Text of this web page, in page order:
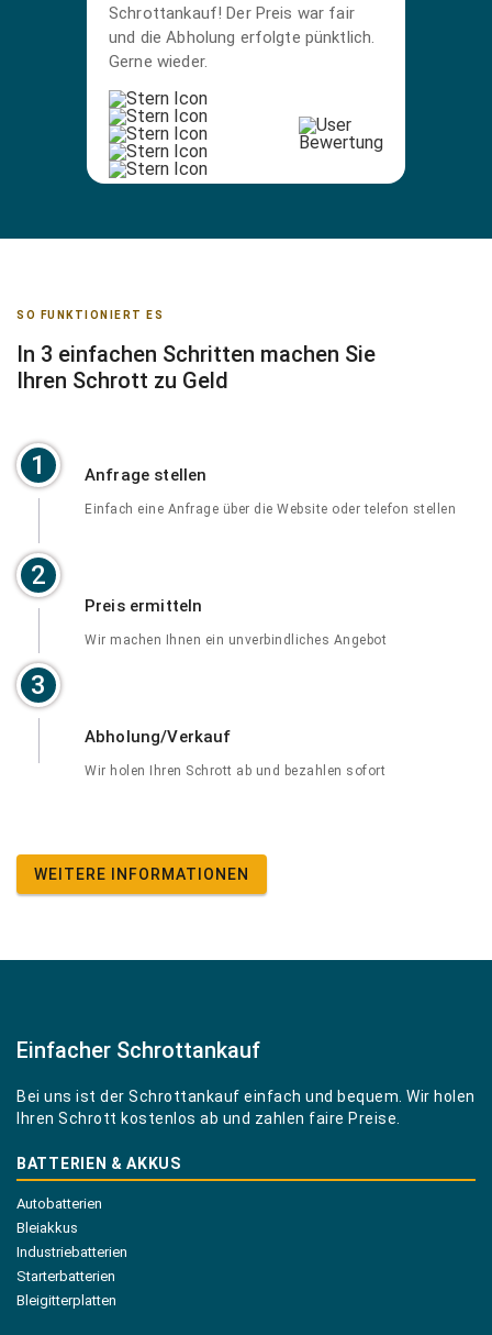
Schrottankauf! Der Preis war fair
und die Abholung erfolgte pünktlich.
Gerne wieder.
SO FUNKTIONIERT ES
In 3 einfachen Schritten machen Sie
Ihren Schrott zu Geld
1
2
3
Anfrage stellen
Einfach eine Anfrage über die Website oder telefon stellen
Preis ermitteln
Wir machen Ihnen ein unverbindliches Angebot
Abholung/Verkauf
Wir holen Ihren Schrott ab und bezahlen sofort
WEITERE INFORMATIONEN
Einfacher Schrottankauf
Bei uns ist der Schrottankauf einfach und bequem. Wir holen
Ihren Schrott kostenlos ab und zahlen faire Preise.
BATTERIEN & AKKUS
Autobatterien
Bleiakkus
Industriebatterien
Starterbatterien
Bleigitterplatten